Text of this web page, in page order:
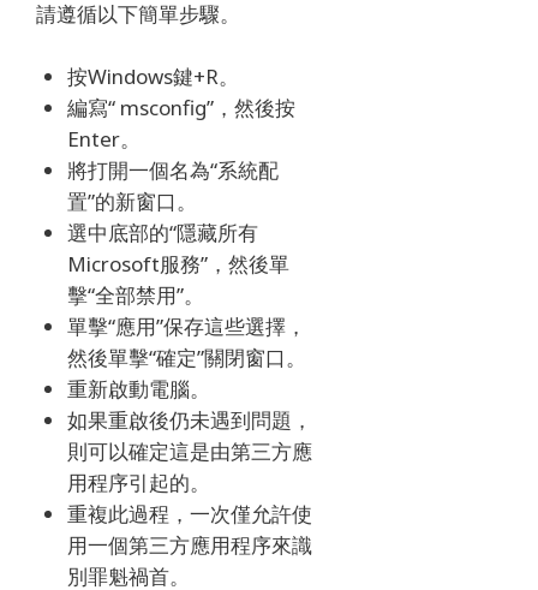
請遵循以下簡單步驟。
按Windows鍵+R。
編寫“ msconfig”，然後按
Enter。
將打開一個名為“系統配
置”的新窗口。
選中底部的“隱藏所有
Microsoft服務”，然後單
擊“全部禁用”。
單擊“應用”保存這些選擇，
然後單擊“確定”關閉窗口。
重新啟動電腦。
如果重啟後仍未遇到問題，
則可以確定這是由第三方應
用程序引起的。
重複此過程，一次僅允許使
用一個第三方應用程序來識
別罪魁禍首。